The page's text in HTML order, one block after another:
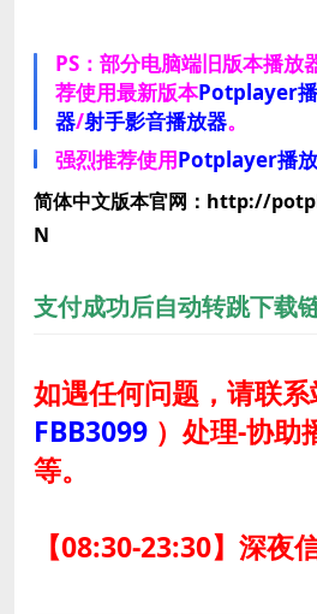
PS：部分电脑端旧版本播放
荐使用最新版本Potplayer
器/射手影音播放器。
强烈推荐使用Potplayer播
简体中文版本官网：http://
N
支付成功后自动转跳下载
如遇任何问题，请联
FBB3099 ） 处理-协助
等。
【08:30-23:30】深夜